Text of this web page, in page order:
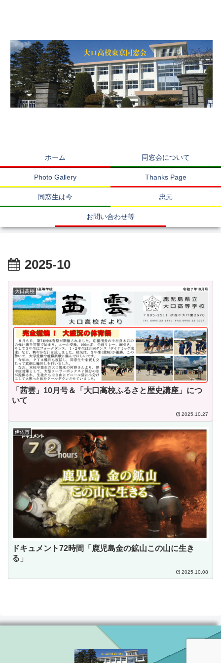
ホーム 同窓会について
Photo Gallery Thanks Page
同窓生は今 忠元
お問い合わせ等
2025-10
大口高校
「茜雲」10月号＆「大口高校ふるさと歴史講座」につ
いて
2025.10.27
伊佐市
ドキュメント72時間「鹿児島金の鉱山この山に生き
る」
2025.10.08